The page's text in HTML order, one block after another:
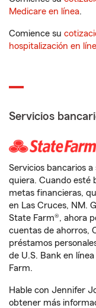
Medicare en línea.
Comience su
hospitalización en
Servicios
Servicios bancarios
quiera. Cuando esté
metas financieras,
en Las Cruces, NM.
State Farm®, ahora
cuentas de ahorros,
préstamos
de U.S. Bank en
Farm.
Hable con Jennifer
obtener más